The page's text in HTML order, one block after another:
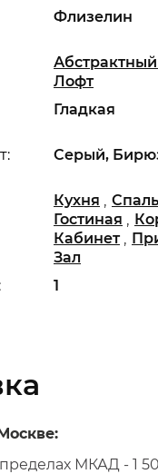
1
Серый,
Лофт
Флизелин
Кухня ,
Гостиная ,
Кабинет ,
Зал
Гладкая
МКАД - 1